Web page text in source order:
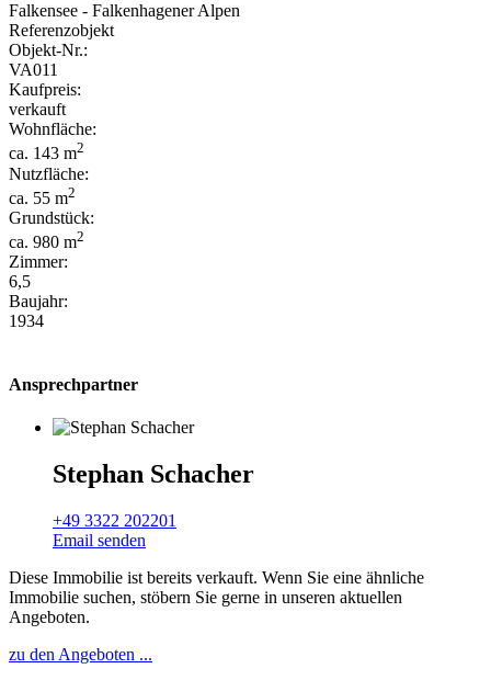
Falkensee - Falkenhagener Alpen
Referenzobjekt
Objekt-Nr.:
VA011
Kaufpreis:
verkauft
Wohnfläche:
ca. 143 m2
Nutzfläche:
ca. 55 m2
Grundstück:
ca. 980 m2
Zimmer:
6,5
Baujahr:
1934
Ansprechpartner
Stephan Schacher
+49 3322 202201
Email senden
Diese Immobilie ist bereits verkauft. Wenn Sie eine ähnliche
Immobilie suchen, stöbern Sie gerne in unseren aktuellen
Angeboten.
zu den Angeboten ...